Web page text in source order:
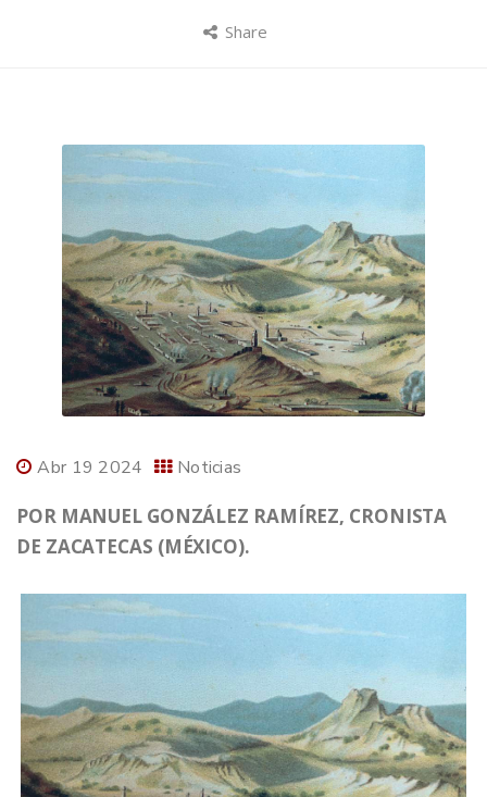
Share
Abr 19 2024 Noticias
POR MANUEL GONZÁLEZ RAMÍREZ, CRONISTA
DE ZACATECAS (MÉXICO).